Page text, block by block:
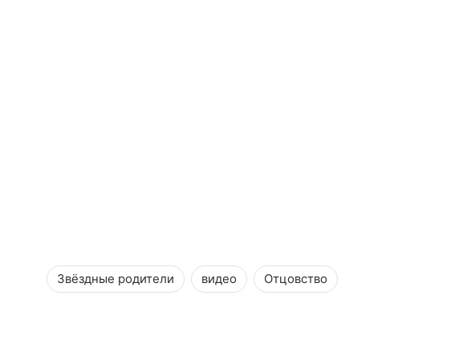
Звёздные родители видео Отцовство